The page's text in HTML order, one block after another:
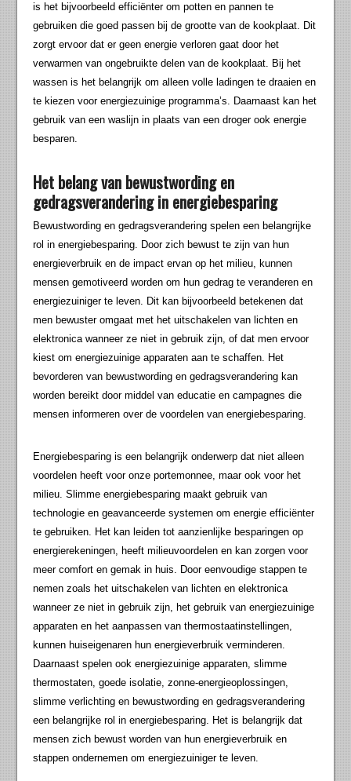
is het bijvoorbeeld efficiënter om potten en pannen te
gebruiken die goed passen bij de grootte van de kookplaat. Dit
zorgt ervoor dat er geen energie verloren gaat door het
verwarmen van ongebruikte delen van de kookplaat. Bij het
wassen is het belangrijk om alleen volle ladingen te draaien en
te kiezen voor energiezuinige programma’s. Daarnaast kan het
gebruik van een waslijn in plaats van een droger ook energie
besparen.
Het belang van bewustwording en
gedragsverandering in energiebesparing
Bewustwording en gedragsverandering spelen een belangrijke
rol in energiebesparing. Door zich bewust te zijn van hun
energieverbruik en de impact ervan op het milieu, kunnen
mensen gemotiveerd worden om hun gedrag te veranderen en
energiezuiniger te leven. Dit kan bijvoorbeeld betekenen dat
men bewuster omgaat met het uitschakelen van lichten en
elektronica wanneer ze niet in gebruik zijn, of dat men ervoor
kiest om energiezuinige apparaten aan te schaffen. Het
bevorderen van bewustwording en gedragsverandering kan
worden bereikt door middel van educatie en campagnes die
mensen informeren over de voordelen van energiebesparing.
Energiebesparing is een belangrijk onderwerp dat niet alleen
voordelen heeft voor onze portemonnee, maar ook voor het
milieu. Slimme energiebesparing maakt gebruik van
technologie en geavanceerde systemen om energie efficiënter
te gebruiken. Het kan leiden tot aanzienlijke besparingen op
energierekeningen, heeft milieuvoordelen en kan zorgen voor
meer comfort en gemak in huis. Door eenvoudige stappen te
nemen zoals het uitschakelen van lichten en elektronica
wanneer ze niet in gebruik zijn, het gebruik van energiezuinige
apparaten en het aanpassen van thermostaatinstellingen,
kunnen huiseigenaren hun energieverbruik verminderen.
Daarnaast spelen ook energiezuinige apparaten, slimme
thermostaten, goede isolatie, zonne-energieoplossingen,
slimme verlichting en bewustwording en gedragsverandering
een belangrijke rol in energiebesparing. Het is belangrijk dat
mensen zich bewust worden van hun energieverbruik en
stappen ondernemen om energiezuiniger te leven.